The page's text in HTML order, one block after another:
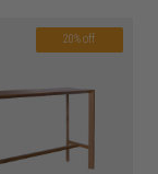
20% off